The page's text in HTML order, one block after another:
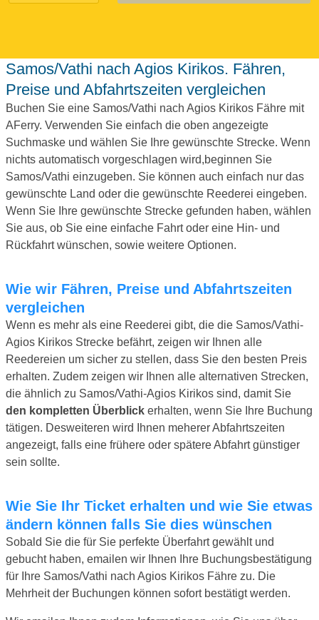
Samos/Vathi nach Agios Kirikos. Fähren,
Preise und Abfahrtszeiten vergleichen
Buchen Sie eine Samos/Vathi nach Agios Kirikos Fähre mit
AFerry. Verwenden Sie einfach die oben angezeigte
Suchmaske und wählen Sie Ihre gewünschte Strecke. Wenn
nichts automatisch vorgeschlagen wird,beginnen Sie
Samos/Vathi einzugeben. Sie können auch einfach nur das
gewünschte Land oder die gewünschte Reederei eingeben.
Wenn Sie Ihre gewünschte Strecke gefunden haben, wählen
Sie aus, ob Sie eine einfache Fahrt oder eine Hin- und
Rückfahrt wünschen, sowie weitere Optionen.
Wie wir Fähren, Preise und Abfahrtszeiten
vergleichen
Wenn es mehr als eine Reederei gibt, die die Samos/Vathi-
Agios Kirikos Strecke befährt, zeigen wir Ihnen alle
Reedereien um sicher zu stellen, dass Sie den besten Preis
erhalten. Zudem zeigen wir Ihnen alle alternativen Strecken,
die ähnlich zu Samos/Vathi-Agios Kirikos sind, damit Sie
den kompletten Überblick erhalten, wenn Sie Ihre Buchung
tätigen. Desweiteren wird Ihnen meherer Abfahrtszeiten
angezeigt, falls eine frühere oder spätere Abfahrt günstiger
sein sollte.
Wie Sie Ihr Ticket erhalten und wie Sie etwas
ändern können falls Sie dies wünschen
Sobald Sie die für Sie perfekte Überfahrt gewählt und
gebucht haben, emailen wir Ihnen Ihre Buchungsbestätigung
für Ihre Samos/Vathi nach Agios Kirikos Fähre zu. Die
Mehrheit der Buchungen können sofort bestätigt werden.